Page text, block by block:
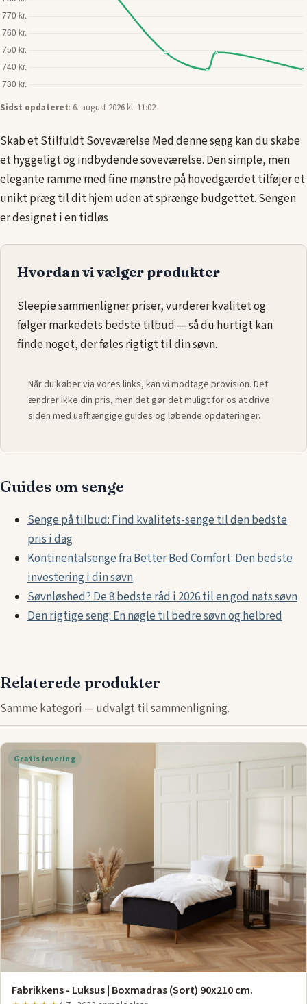
Sidst opdateret: 6. august 2026 kl. 11:02
Skab et Stilfuldt Soveværelse Med dennesengkan du skabe
et hyggeligt og indbydende soveværelse. Den simple, men
elegante ramme med fine mønstre på hovedgærdet tilføjer et
unikt præg til dit hjem uden at sprænge budgettet. Sengen
er designet i en tidløs
Hvordan vi vælger produkter
Sleepie sammenligner priser, vurderer kvalitet og
følger markedets bedste tilbud — så du hurtigt kan
finde noget, der føles rigtigt til din søvn.
Når du køber via vores links, kan vi modtage provision. Det
ændrer ikke din pris, men det gør det muligt for os at drive
siden med uafhængige guides og løbende opdateringer.
Guides om senge
Senge på tilbud: Find kvalitets-senge til den bedste
pris i dag
Kontinentalsenge fra Better Bed Comfort: Den bedste
investering i din søvn
Søvnløshed? De 8 bedste råd i 2026 til en god nats søvn
Den rigtige seng: En nøgle til bedre søvn og helbred
Relaterede produkter
Samme kategori — udvalgt til sammenligning.
Gratis levering
Fabrikkens - Luksus | Boxmadras (Sort) 90x210 cm.